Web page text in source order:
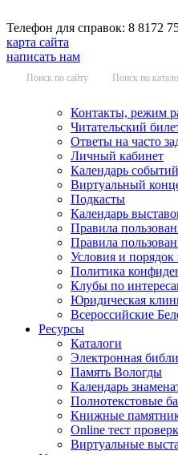
Телефон для справок: 8 8172
карта сайта
написать нам
Поиск по сайту Поиск по
Контакты, режим
Читательский
Ответы на часто
Личный кабинет
Календарь событий
Виртуальный
Подкасты
Календарь
Правила
Правила
Условия и порядок
Политика
Клубы по
Юридическая
Всероссийские
Ресурсы
Каталоги
Электронная
Память Вологды
Календарь
Полнотекстовые
Книжные
Online тест
Виртуальные